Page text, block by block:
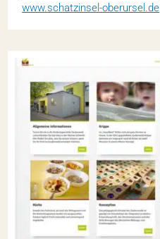
www.schatzinsel-oberursel.de